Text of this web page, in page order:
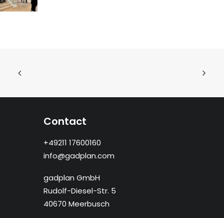
Contact
+49211 17600160
info@gadplan.com
gadplan GmbH
Rudolf-Diesel-Str. 5
40670 Meerbusch